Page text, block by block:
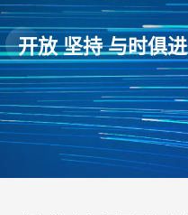
开放 坚持 与时俱进